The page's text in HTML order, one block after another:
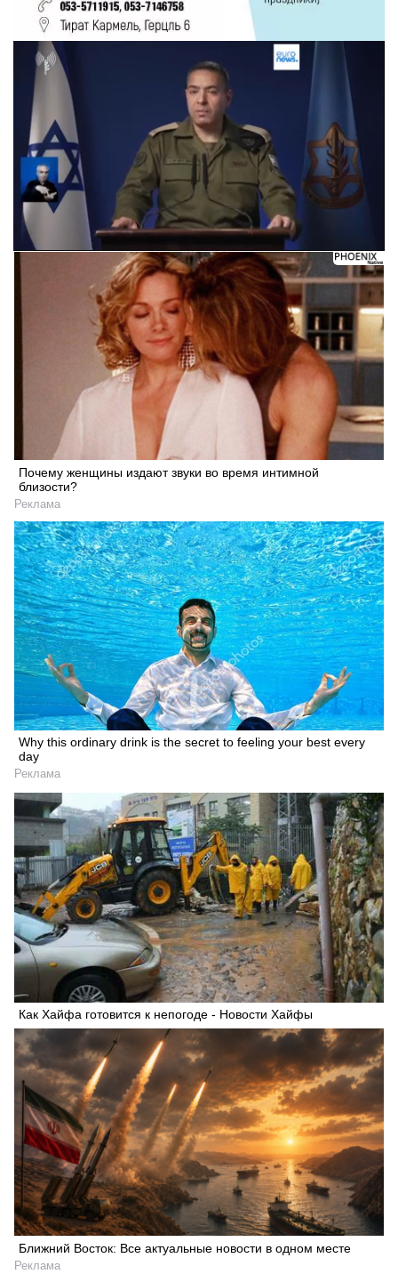
Следующее видео через 5 Отмена
Почему женщины издают звуки во время интимной
близости?
Реклама
Why this ordinary drink is the secret to feeling your best every
day
Реклама
Как Хайфа готовится к непогоде - Новости Хайфы
Ближний Восток: Все актуальные новости в одном месте
Реклама